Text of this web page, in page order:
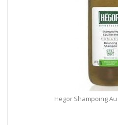
Hegor Shampoing